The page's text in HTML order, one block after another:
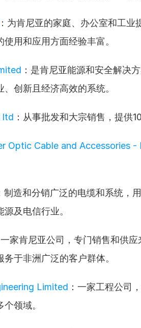
：为肯尼亚的家庭、办公室和工业
用和应用方面经验丰富。
：是肯尼亚能源和安全解决
创新且经济高效的系统。
ltd ：从事批发和大宗销售，提供
Optic Cable and Accessories -
制造和分销广泛的电缆和系统，
及电信行业。
一家肯尼亚公司，专门销售和供
于非洲广泛的客户群体。
Limited ：一家工程公司
领域。